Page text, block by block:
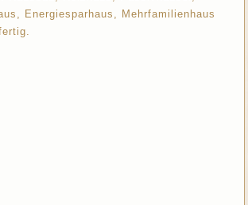
Energiesparhaus, Mehrfamilienhaus